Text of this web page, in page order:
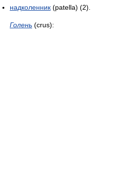
надколенник (patella) (2).
Голень (crus):